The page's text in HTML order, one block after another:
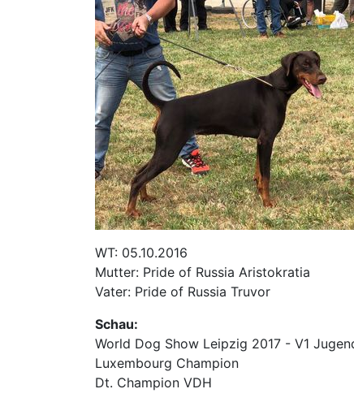
WT: 05.10.2016
Mutter: Pride of Russia Aristokratia
Vater: Pride of Russia Truvor
Schau:
World Dog Show Leipzig 2017 - V1
Luxembourg Champion
Dt. Champion VDH